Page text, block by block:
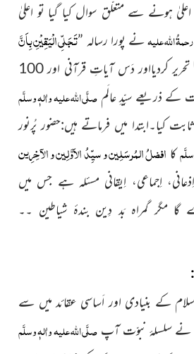
ہونے سے متعلّق سوال کیا گیا تو اعلیٰ
رحمۃُ اللہ علیہنے پورا رسالہ ”تَجَلِّی الْیَقِیْنِ بِاَنَّ
تحریر کردیااور دَس آیاتِ قرآنی اور 100
کے ذریعے سیِّدِ عالَم صلَّی اللہ علیہ واٰلہٖ وسلَّم
کیا۔ابتدا میں فرماتے ہیں:حضور پُرنور
کا افضلُ المُرسَلِین و سیِّدُ الاَوَّلِین و الآخِرِین
اِذعانی، اِجماعی، اِیقانی مسئلہ ہے جس میں
مگر گمراہ بَد دِین بندۂ شیاطین ۔۔
کے بنیادی اور اَساسی عقائد میں سے
نے سلسلۂ نبوّت آپ صلَّی اللہ علیہ واٰلہٖ وسلَّم